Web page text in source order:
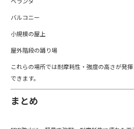
バルコニー
小規模の屋上
屋外階段の踊り場
これらの場所では耐摩耗性・強度の高さが発
できます。
まとめ